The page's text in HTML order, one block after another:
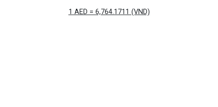
1 AED = 6,764.1711 (VND)